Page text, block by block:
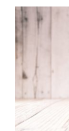
View
Larger
Image